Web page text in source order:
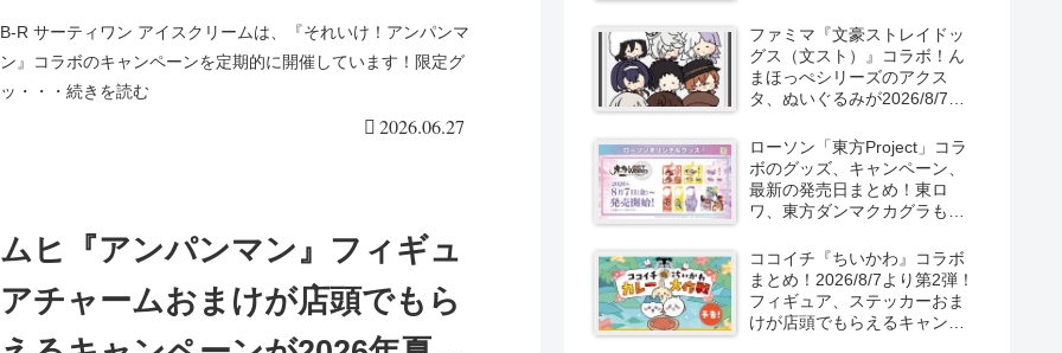
2026/6/23より新発売！
B‐R サーティワン アイスクリームは、『それいけ！アンパンマ
ン』コラボのキャンペーンを定期的に開催しています！限定グ
ッ・・・続きを読む
2026.06.27
ムヒ『アンパンマン』フィギュ
アチャームおまけが店頭でもら
の半袖Tシャツが2026/8/7より
新発売！
ファミマ『文豪ストレイドッ
グス（文スト）』コラボ！ん
まほっぺシリーズのアクス
タ、ぬいぐるみが2026/8/7～
ローソン「東方Project」コラ
ボのグッズ、キャンペーン、
最新の発売日まとめ！東ロ
ワ、東方ダンマクカグラも！
LostWordのプラモ風アクキ
ー、カラビナ、クリアファイ
ルが2026/8/7より新発売！
ココイチ『ちいかわ』コラボ
まとめ！2026/8/7より第2弾！
フィギュア、ステッカーおま
けが店頭でもらえるキャンペ